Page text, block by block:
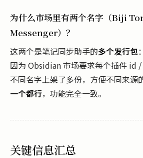
为什么市场里有两个名字（Biji
Messenger）？
这两个是笔记同步助手的多个发行包
因为 Obsidian 市场要求每个插件 id
不同名字上架了多份，方便不同来源
一个都行，功能完全一致。
关键信息汇总